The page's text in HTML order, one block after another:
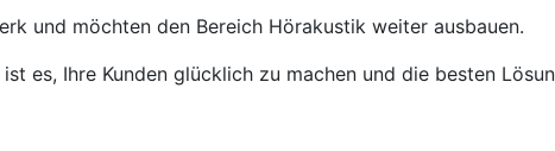
und möchten den Bereich Hörakustik weiter ausbauen.
es, Ihre Kunden glücklich zu machen und die besten